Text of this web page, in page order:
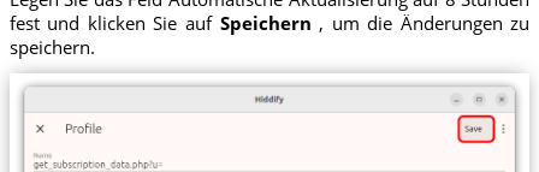
fest und klicken Sie auf Speichern , um die Änderungen zu
speichern.